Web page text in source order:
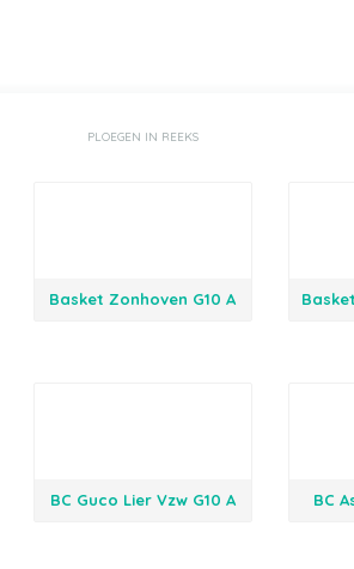
PLOEGEN IN REEKS
Basket Zonhoven G10 A
BC Guco Lier Vzw G10 A BC